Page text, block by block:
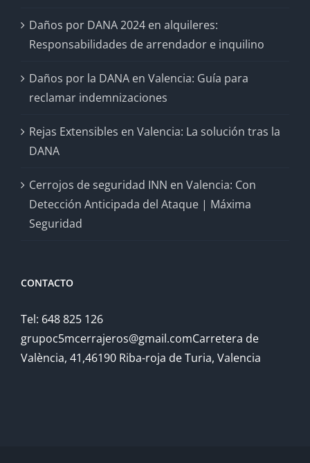
Daños por DANA 2024 en alquileres:
Responsabilidades de arrendador e inquilino
Daños por la DANA en Valencia: Guía para
reclamar indemnizaciones
Rejas Extensibles en Valencia: La solución tras la
DANA
Cerrojos de seguridad INN en Valencia: Con
Detección Anticipada del Ataque | Máxima
Seguridad
CONTACTO
Tel: 648 825 126
grupoc5mcerrajeros@gmail.comCarretera de
València, 41,46190 Riba-roja de Turia, Valencia